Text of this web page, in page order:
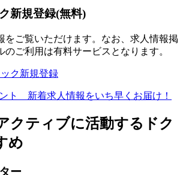
新規登録(無料)
をご覧いただけます。なお、求人情報掲
のご利用は有料サービスとなります。
ク新規登録
クティブに活動するドク
め
ー